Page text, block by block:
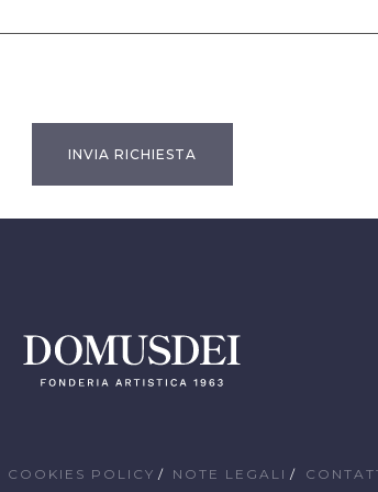
COOKIES POLICY NOTE LEGALI